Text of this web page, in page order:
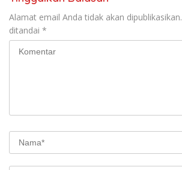
Alamat email Anda tidak akan dipublikasikan.
ditandai *